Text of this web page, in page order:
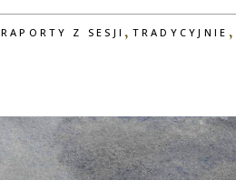
RAPORTY Z SESJI ,TRADYCYJNIE ,